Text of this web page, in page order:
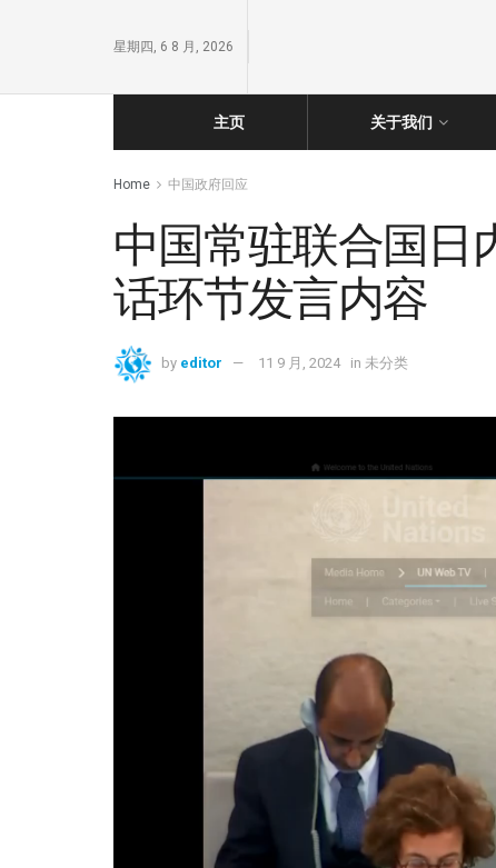
星期四, 6 8 月, 2026
主页 关于我们
Home 中国政府回应
中国常驻联合国日
话环节发言内容
by editor 11 9 月, 2024 in 未分类